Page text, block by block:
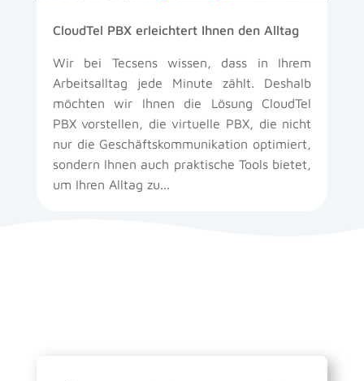
CloudTel PBX erleichtert Ihnen den Alltag
Wir bei Tecsens wissen, dass in Ihrem
Arbeitsalltag jede Minute zählt. Deshalb
möchten wir Ihnen die Lösung CloudTel
PBX vorstellen, die virtuelle PBX, die nicht
nur die Geschäftskommunikation optimiert,
sondern Ihnen auch praktische Tools bietet,
um Ihren Alltag zu...